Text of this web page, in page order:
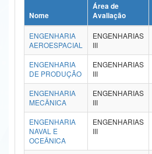
Ministério da Ciência, Tecnologia, Inovações e
Ministério do Meio Ambiente
Ministério do Turismo
Ministério do Desenvolvimento Regional
Controladoria-Geral da União
Ministério da Mulher, da Família e dos Direitos
Nome
Área de
Avaliação
ENGENHARIA
AEROESPACIAL
ENGENHARIAS
III
ENGENHARIA
DE PRODUÇÃO
ENGENHARIAS
III
ENGENHARIA
MECÂNICA
ENGENHARIAS
III
ENGENHARIA
NAVAL E
OCEÂNICA
ENGENHARIAS
III